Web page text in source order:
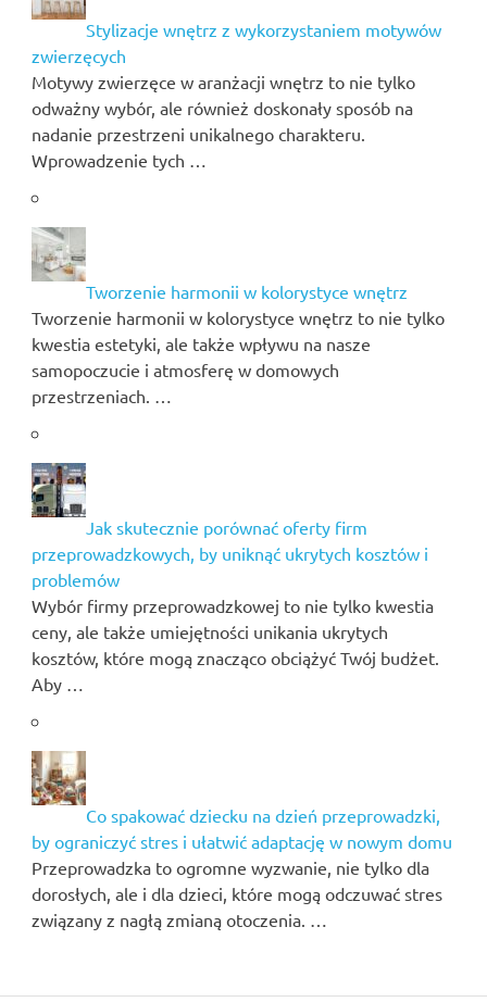
Stylizacje wnętrz z wykorzystaniem motywów
zwierzęcych
Motywy zwierzęce w aranżacji wnętrz to nie tylko
odważny wybór, ale również doskonały sposób na
nadanie przestrzeni unikalnego charakteru.
Wprowadzenie tych …
Tworzenie harmonii w kolorystyce wnętrz
Tworzenie harmonii w kolorystyce wnętrz to nie tylko
kwestia estetyki, ale także wpływu na nasze
samopoczucie i atmosferę w domowych
przestrzeniach. …
Jak skutecznie porównać oferty firm
przeprowadzkowych, by uniknąć ukrytych kosztów i
problemów
Wybór firmy przeprowadzkowej to nie tylko kwestia
ceny, ale także umiejętności unikania ukrytych
kosztów, które mogą znacząco obciążyć Twój budżet.
Aby …
Co spakować dziecku na dzień przeprowadzki,
by ograniczyć stres i ułatwić adaptację w nowym domu
Przeprowadzka to ogromne wyzwanie, nie tylko dla
dorosłych, ale i dla dzieci, które mogą odczuwać stres
związany z nagłą zmianą otoczenia. …